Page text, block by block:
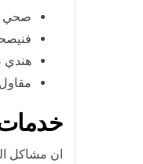
صحي
هندي
ان مشاكل